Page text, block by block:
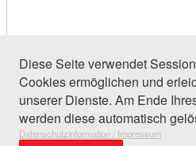
63 Einträge gefunden (1
Diese Seite verwendet
Cookies ermöglichen und
unserer Dienste. Am Ende
werden diese automatisch
Datenschutzinformation / Impressum